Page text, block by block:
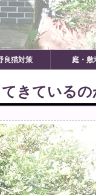
良猫対策 庭・敷
きているの